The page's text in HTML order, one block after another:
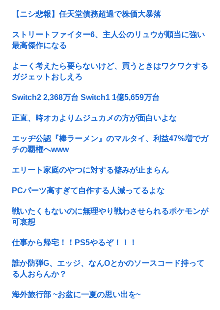
【ニシ悲報】任天堂債務超過で株価大暴落
ストリートファイター6、主人公のリュウが順当に強い
最高傑作になる
よーく考えたら要らないけど、買うときはワクワクする
ガジェットおしえろ
Switch2 2,368万台 Switch1 1億5,659万台
正直、時オカよりムジュカメの方が面白いよな
エッヂ公認『棒ラーメン』のマルタイ、利益47%増でガ
チの覇権へwww
エリート家庭のやつに対する僻みが止まらん
PCパーツ高すぎて自作する人減ってるよな
戦いたくもないのに無理やり戦わさせられるポケモンが
可哀想
仕事から帰宅！！PS5やるぞ！！！
誰か防弾G、エッジ、なんOとかのソースコード持って
る人おらんか？
海外旅行部 ~お盆に一夏の思い出を~